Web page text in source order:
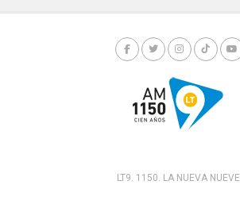
LT9. 1150. LA NUEVA NUEVE